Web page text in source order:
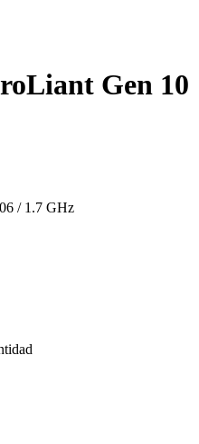
Gen 10
/ 1.7 GHz